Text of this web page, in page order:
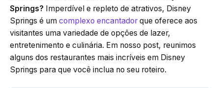
Springs? Imperdível e repleto de atrativos, Disney
Springs é um complexo encantador que oferece aos
visitantes uma variedade de opções de lazer,
entretenimento e culinária. Em nosso post, reunimos
alguns dos restaurantes mais incríveis em Disney
Springs para que você inclua no seu roteiro.